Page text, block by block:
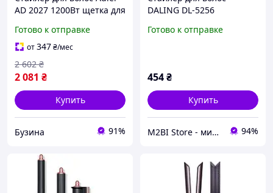
AD 2027 1200Вт щетка для
Готово к отправке
от347₴/мес
2 081 ₴
2 602 ₴
Купить
Бузина 91%
DALING DL-5256
Готово к отправке
454₴
Купить
M2BI Store - мир техники и аксессуаров 94%